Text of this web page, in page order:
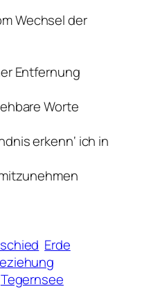
Wechsel der
Entfernung
Worte
erkenn‘ ich in
Erde
Tegernsee